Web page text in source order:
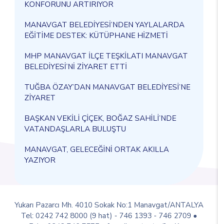
KONFORUNU ARTIRIYOR
MANAVGAT BELEDİYESİ’NDEN YAYLALARDA
EĞİTİME DESTEK: KÜTÜPHANE HİZMETİ
MHP MANAVGAT İLÇE TEŞKİLATI MANAVGAT
BELEDİYESİ’Nİ ZİYARET ETTİ
TUĞBA ÖZAY’DAN MANAVGAT BELEDİYESİ’NE
ZİYARET
BAŞKAN VEKİLİ ÇİÇEK, BOĞAZ SAHİLİ’NDE
VATANDAŞLARLA BULUŞTU
MANAVGAT, GELECEĞİNİ ORTAK AKILLA
YAZIYOR
Yukarı Pazarcı Mh. 4010 Sokak No:1 Manavgat/ANTALYA
Tel: 0242 742 8000 (9 hat) - 746 1393 - 746 2709 •